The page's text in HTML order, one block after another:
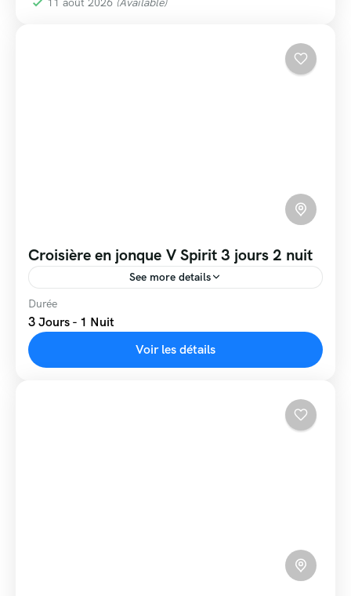
Croisière en jonque V Spirit 3 jours 2 nuit
See more details
V’Spirit Cruises est fier de vous accueillir à bord
de l’un de ses bateaux de luxe pour une croisière
de rêve dans la baie d’Halong...
Durée
3 Jours - 1 Nuit
Voir les détails